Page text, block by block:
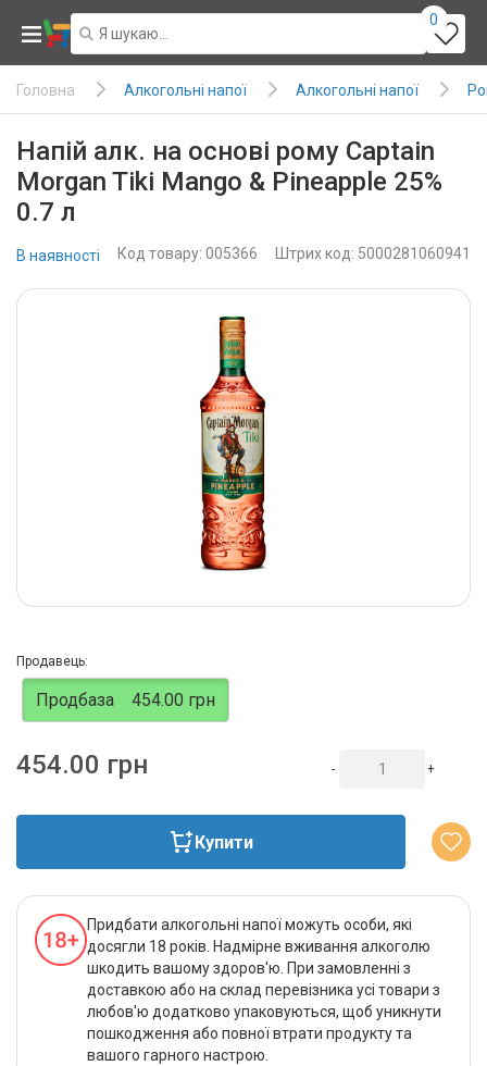
0
Головна Алкогольні напої Алкогольні напої
Напій алк. на основі рому Captain
Morgan Tiki Mango & Pineapple 25%
0.7 л
В наявності Код товару: 005366 Штрих код: 5000281060941
Продавець:
Продбаза 454.00 грн
454.00 грн - +
Купити
Придбати алкогольні напої можуть особи, які
досягли 18 років. Надмірне вживання алкоголю
шкодить вашому здоров'ю. При замовленні з
доставкою або на склад перевізника усі товари з
любов'ю додатково упаковуються, щоб уникнути
пошкодження або повної втрати продукту та
вашого гарного настрою.